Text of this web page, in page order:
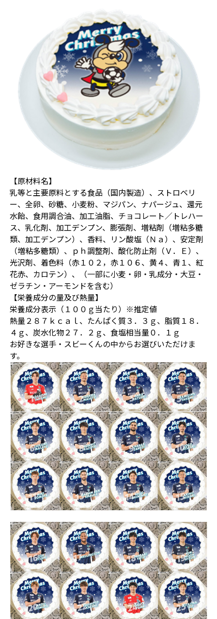
【原材料名】
乳等と主要原料とする食品（国内製造）、ストロベリ
ー、全卵、砂糖、小麦粉、マジパン、ナパージュ、還元
水飴、食用調合油、加工油脂、チョコレート／トレハー
ス、乳化剤、加工デンプン、膨張剤、増粘剤（増粘多糖
類、加工デンプン）、香料、リン酸塩（Ｎａ）、安定剤
（増粘多糖類）、ｐｈ調整剤、酸化防止剤（Ｖ．Ｅ）、
光沢剤、着色料（赤１０２，赤１０６、黄４、青１、紅
花赤、カロテン）、（一部に小麦・卵・乳成分・大豆・
ゼラチン・アーモンドを含む）
【栄養成分の量及び熱量】
栄養成分表示（１００ｇ当たり）※推定値
熱量２８７ｋｃａｌ、たんぱく質３．３ｇ、脂質１８．
４ｇ、炭水化物２７．２ｇ、食塩相当量０．１ｇ
お好きな選手・スビーくんの中からお選びいただけま
す。